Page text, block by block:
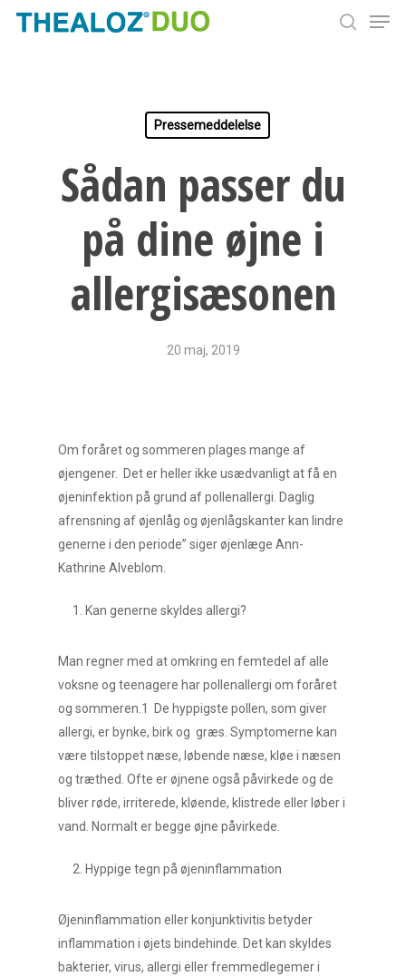
Skip
Pressemeddelelse
Sådan passer du
på dine øjne i
allergisæsonen
20 maj, 2019
Om foråret og sommeren plages mange af
øjengener. Det er heller ikke usædvanligt at få en
øjeninfektion på grund af pollenallergi. Daglig
afrensning af øjenlåg og øjenlågskanter kan lindre
generne i den periode” siger øjenlæge Ann-
Kathrine Alveblom.
Kan generne skyldes allergi?
Man regner med at omkring en femtedel af alle
voksne og teenagere har pollenallergi om foråret
og sommeren.1 De hyppigste pollen, som giver
allergi, er bynke, birk og græs. Symptomerne kan
være tilstoppet næse, løbende næse, kløe i næsen
og træthed. Ofte er øjnene også påvirkede og de
bliver røde, irriterede, kløende, klistrede eller løber i
vand. Normalt er begge øjne påvirkede.
Hyppige tegn på øjeninflammation
Øjeninflammation eller konjunktivitis betyder
inflammation i øjets bindehinde. Det kan skyldes
bakterier, virus, allergi eller fremmedlegemer i